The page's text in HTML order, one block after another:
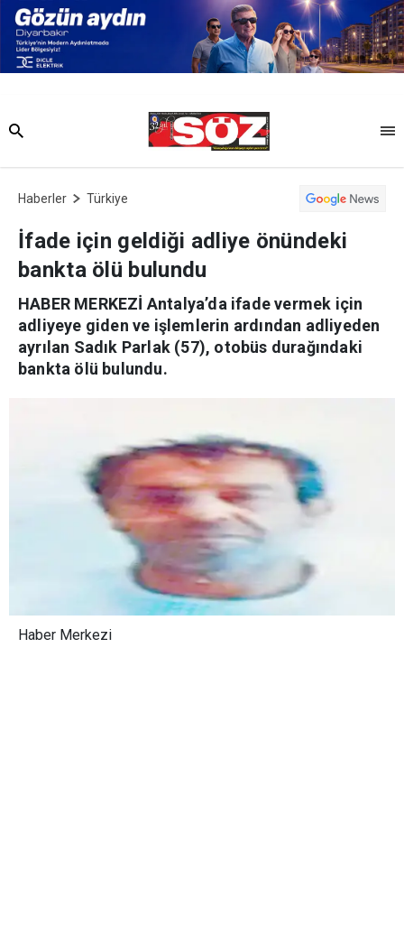
Haberler Türkiye
İfade için geldiği adliye önündeki
bankta ölü bulundu
HABER MERKEZİ Antalya’da ifade vermek için
adliyeye giden ve işlemlerin ardından adliyeden
ayrılan Sadık Parlak (57), otobüs durağındaki
bankta ölü bulundu.
Haber Merkezi